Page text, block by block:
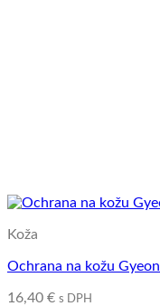
Koža
Ochrana na kožu
16,40 € s DPH